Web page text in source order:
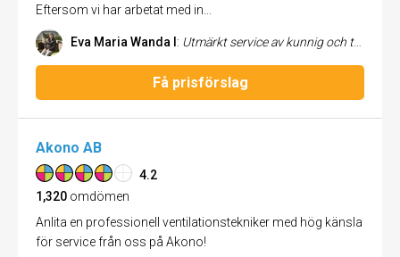
Eftersom vi har arbetat med in...
Eva Maria Wanda I : Utmärkt service av kunnig och trevlig personal
Få prisförslag
Akono AB
4.2
1,320 omdömen
Anlita en professionell ventilationstekniker med hög känsla
för service från oss på Akono!